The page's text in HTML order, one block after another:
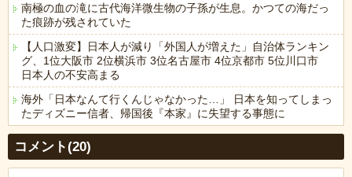
南極の血の滝に古代海洋微生物の子孫が生息。かつての海だっ
た痕跡が残されていた
【人口激変】日本人が減り「外国人が増えた」自治体ランキン
グ、1位大阪市 2位横浜市 3位名古屋市 4位京都市 5位川口市
日本人の不安高まる
海外「日本なんて行くんじゃなかった…」 日本を知ってしまっ
たディズニー信者、帰国後『本家』に失望する事態に
Powered by livedoor 相互RSS
コメント(20)